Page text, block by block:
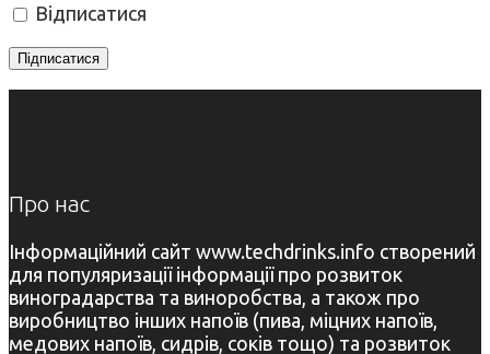
Відписатися
Про нас
Інформаційний сайт www.techdrinks.info створений
для популяризації інформації про розвиток
виноградарства та виноробства, а також про
виробництво інших напоїв (пива, міцних напоїв,
медових напоїв, сидрів, соків тощо) та розвиток